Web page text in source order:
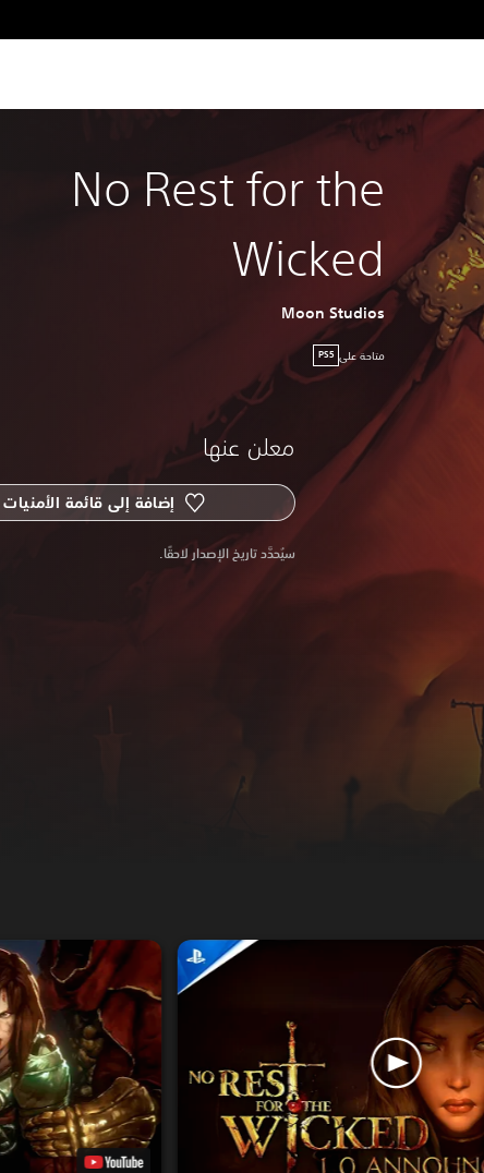
No Rest for the
Wicked
Moon Studios
متاحة على PS5
معلن عنها
إضافة إلى قائمة الأمنيات
سيُحدَّد تاريخ الإصدار لاحقًا.